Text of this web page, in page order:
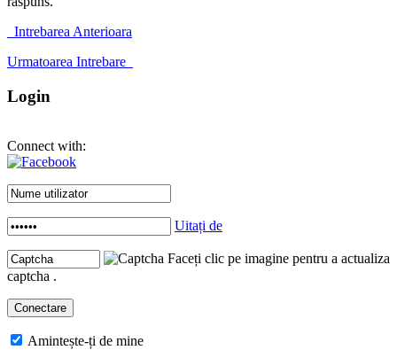
Intrebarea Anterioara
Urmatoarea Intrebare
Login
Connect with:
Uitați de
Faceți clic pe imagine pentru a actualiza
captcha .
Amintește-ți de mine